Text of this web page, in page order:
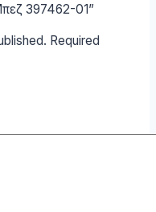
397462-01”
Required